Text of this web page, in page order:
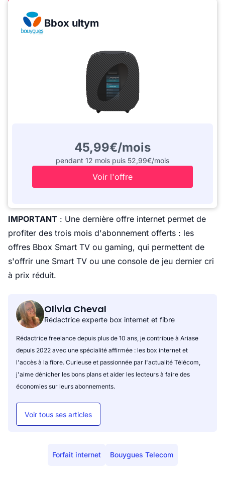
Bbox ultym
45,99€/mois
pendant 12 mois puis 52,99€/mois
Voir l'offre
IMPORTANT : Une dernière offre internet permet de
profiter des trois mois d'abonnement offerts : les
offres Bbox Smart TV ou gaming, qui permettent de
s'offrir une Smart TV ou une console de jeu dernier cri
à prix réduit.
Olivia Cheval
Rédactrice experte box internet et fibre
Rédactrice freelance depuis plus de 10 ans, je contribue à Ariase
depuis 2022 avec une spécialité affirmée : les box internet et
l'accès à la fibre. Curieuse et passionnée par l'actualité Télécom,
j'aime dénicher les bons plans et aider les lecteurs à faire des
économies sur leurs abonnements.
Voir tous ses articles
Forfait internet Bouygues Telecom